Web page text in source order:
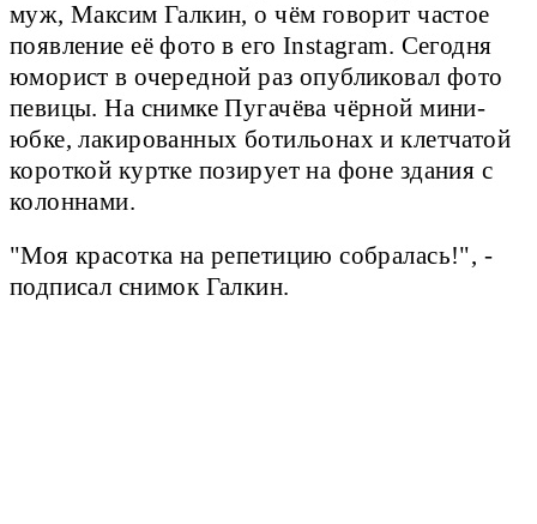
муж, Максим Галкин, о чём говорит частое
появление её фото в его Instagram. Сегодня
юморист в очередной раз опубликовал фото
певицы. На снимке Пугачёва чёрной мини-
юбке, лакированных ботильонах и клетчатой
короткой куртке позирует на фоне здания с
колоннами.
"Моя красотка на репетицию собралась!", -
подписал снимок Галкин.